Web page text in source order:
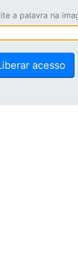
a palavra na